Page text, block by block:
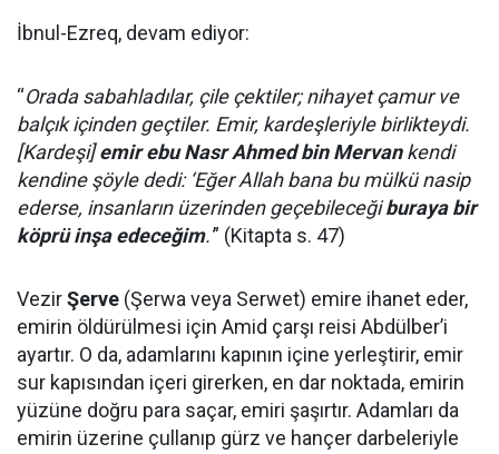
İbnul-Ezreq, devam ediyor:
“Orada sabahladılar, çile çektiler; nihayet çamur ve
balçık içinden geçtiler. Emir, kardeşleriyle birlikteydi.
[Kardeşi]emir ebu Nasr Ahmed bin Mervankendi
kendine şöyle dedi: ‘Eğer Allah bana bu mülkü nasip
ederse, insanların üzerinden geçebileceğiburaya bir
köprü inşa edeceğim.'” (Kitapta s. 47)
VezirŞerve (Şerwa veya Serwet) emire ihanet eder,
emirin öldürülmesi için Amid çarşı reisi Abdülber’i
ayartır. O da, adamlarını kapının içine yerleştirir, emir
sur kapısından içeri girerken, en dar noktada, emirin
yüzüne doğru para saçar, emiri şaşırtır. Adamları da
emirin üzerine çullanıp gürz ve hançer darbeleriyle